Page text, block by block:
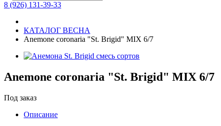
8 (926) 131-39-33
КАТАЛОГ ВЕСНА
Anemone coronaria "St. Brigid" MIX 6/7
Anemone coronaria "St. Brigid" MIX 6/7
Под заказ
Описание